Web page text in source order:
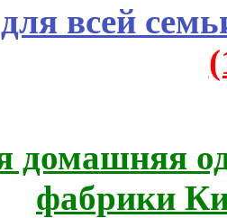
всей
домашняя
фабрики